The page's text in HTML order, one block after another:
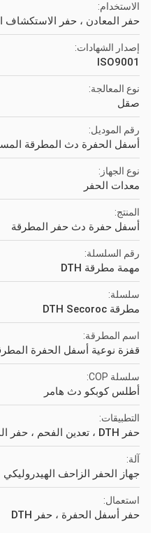
الاستخدام:
حفر المعادن ، حفر الاستكشاف
إصدار الشهادات:
ISO9001
نوع المعالجة:
صقل
رقم الموديل:
أسفل الحفرة دث المطرقة
نوع الجهاز:
معدات الحفر
المنتج:
أسفل حفرة دث حفر المطرقة
رقم السلسلة:
مهمة مطرقة DTH
سلسلة:
مطرقة DTH Secoroc
اسم المطرقة:
قفزة نوعية أسفل الحفرة
سلسلة COP:
أطلس كوبكو دث هامر
التطبيقات:
حفر DTH ، تعدين الفحم ، حفر المحاجر
آلة:
جهاز الحفر الزاحف الهيدروليكي
استعمال:
حفر أسفل الحفرة ، حفر DTH